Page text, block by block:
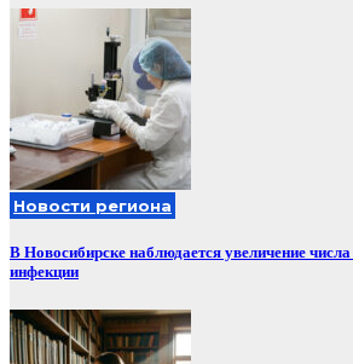
Новости региона
В Новосибирске наблюдается увеличение
инфекции